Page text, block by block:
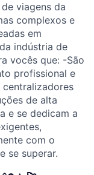
viagens da
complexos e
em
indústria de
vocês que: -São
profissional e
centralizadores
de alta
e se dedicam a
com o
se superar.